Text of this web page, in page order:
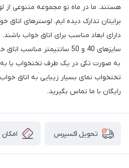
هستند. ما در ماه نو مجموعه متنوعی از
برایتان تدارک دیده ایم. لوسترهای اتاق
دارای ابعاد مناسب برای اتاق خواب
سایزهای 40 و 50 سانتیمتر
به صورت تکی در یک طرف تختخواب یا
تختخواب نمای بسیار زیبایی به اتاق
رایگان با ما تماس بگیرید.
تحویل اکسپرس